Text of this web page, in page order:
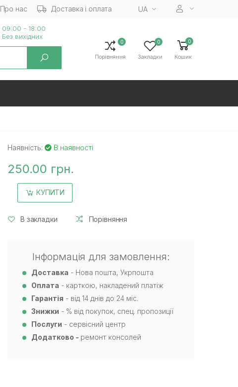
Про нас Доставка і оплата UA
09:00 - 18:00
Без вихiдних
0
Порівняння
0
Закладки
0
Кошик
Наявність: В наявності
250.00 грн.
КУПИТИ
В закладки Порівняння
Інформація для замовлення:
Доставка - Нова пошта, Укрпошта
Оплата - карткою, накладений платіж
Гарантія - від 14 днів до 24 міс.
Знижки - % від покупок, спец. пропозиції
Послуги - сервісний центр
Додатково - ремонт консолей